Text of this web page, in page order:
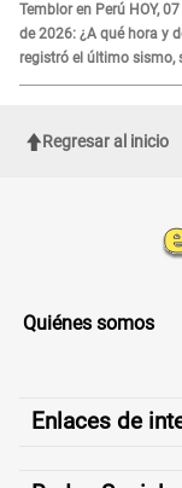
Temblor en Perú HOY,
de 2026: ¿A qué hora y
registró el último sismo,
IGP?
Regresar al inicio
Quiénes somos
Enlaces de